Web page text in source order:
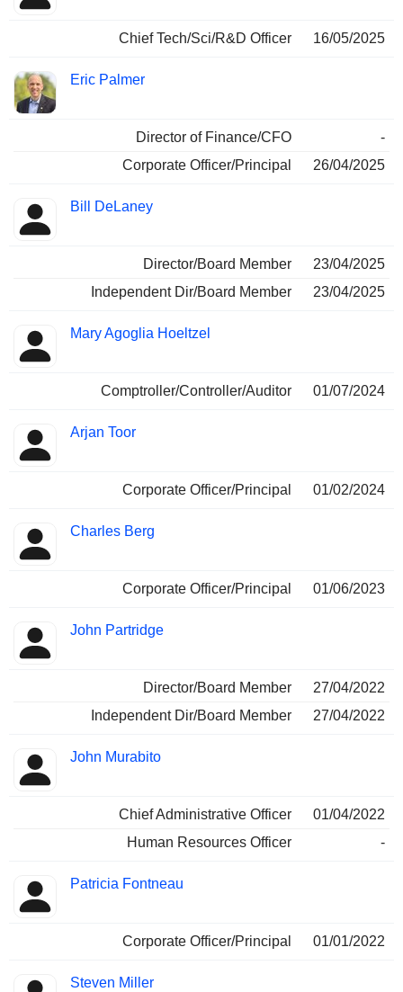
Chief Tech/Sci/R&D Officer 16/05/2025
Eric Palmer
Director of Finance/CFO
-
Corporate Officer/Principal
26/04/2025
Bill DeLaney
Director/Board Member
23/04/2025
Independent Dir/Board Member
23/04/2025
Mary Agoglia Hoeltzel
Comptroller/Controller/Auditor 01/07/2024
Arjan Toor
Corporate Officer/Principal 01/02/2024
Charles Berg
Corporate Officer/Principal 01/06/2023
John Partridge
Director/Board Member
27/04/2022
Independent Dir/Board Member
27/04/2022
John Murabito
Chief Administrative Officer
01/04/2022
Human Resources Officer
-
Patricia Fontneau
Corporate Officer/Principal 01/01/2022
Steven Miller